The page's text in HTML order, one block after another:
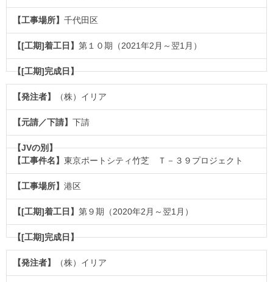
千代田区
第１０期（2021年2月～翌1月）
（株）イリア
下請
東京ポートシティ竹芝 Ｔ－３９プロジェクト
港区
第９期（2020年2月～翌1月）
（株）イリア